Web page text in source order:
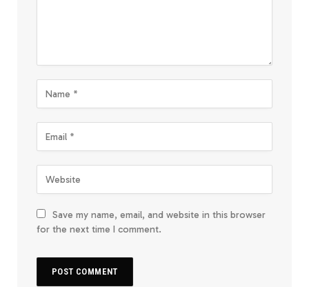
Save my name, email, and website in this browser
for the next time I comment.